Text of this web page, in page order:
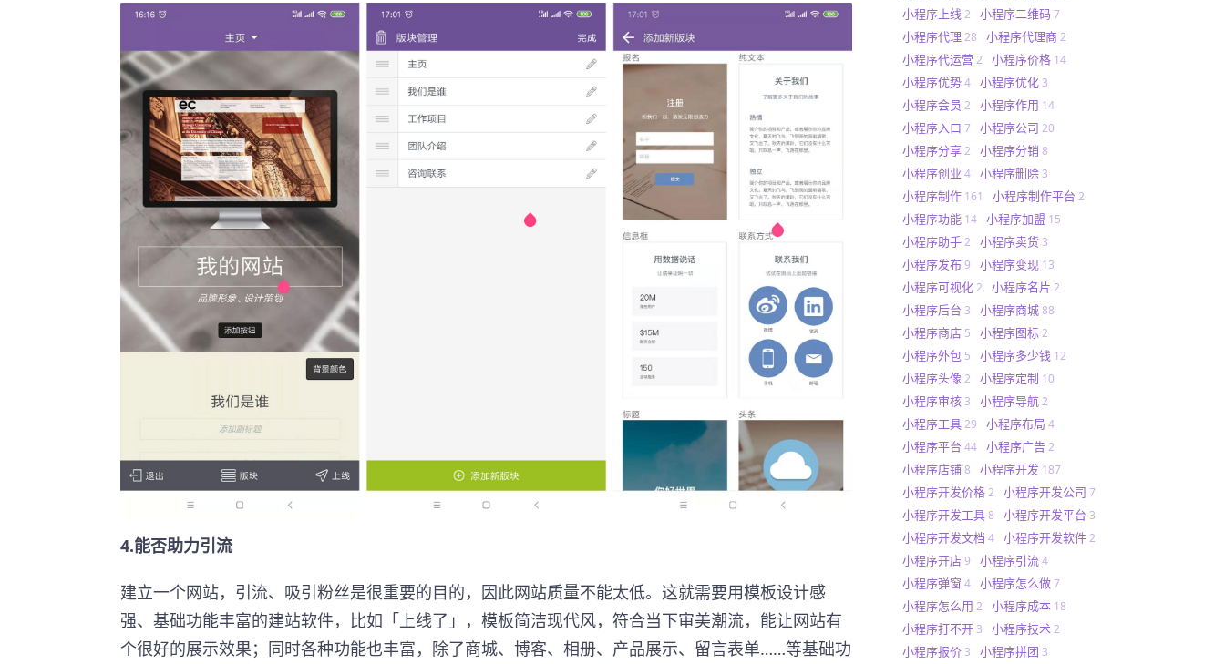
4.能否助力引流
建立一个网站，引流、吸引粉丝是很重要的目的，因此网站质量不能太低。这就需要用模板设计感
强、基础功能丰富的建站软件，比如「上线了」，模板简洁现代风，符合当下审美潮流，能让网站有
个很好的展示效果；同时各种功能也丰富，除了商城、博客、相册、产品展示、留言表单……等基础功
小程序上线 2 小程序二维码 7
小程序代理 28 小程序代理商 2
小程序代运营 2 小程序价格 14
小程序优势 4 小程序优化 3
小程序会员 2 小程序作用 14
小程序入口 7 小程序公司 20
小程序分享 2 小程序分销 8
小程序创业 4 小程序删除 3
小程序制作 161 小程序制作平台 2
小程序功能 14 小程序加盟 15
小程序助手 2 小程序卖货 3
小程序发布 9 小程序变现 13
小程序可视化 2 小程序名片 2
小程序后台 3 小程序商城 88
小程序商店 5 小程序图标 2
小程序外包 5 小程序多少钱 12
小程序头像 2 小程序定制 10
小程序审核 3 小程序导航 2
小程序工具 29 小程序布局 4
小程序平台 44 小程序广告 2
小程序店铺 8 小程序开发 187
小程序开发价格 2 小程序开发公司 7
小程序开发工具 8 小程序开发平台 3
小程序开发文档 4 小程序开发软件 2
小程序开店 9 小程序引流 4
小程序弹窗 4 小程序怎么做 7
小程序怎么用 2 小程序成本 18
小程序打不开 3 小程序技术 2
小程序报价 3 小程序拼团 3